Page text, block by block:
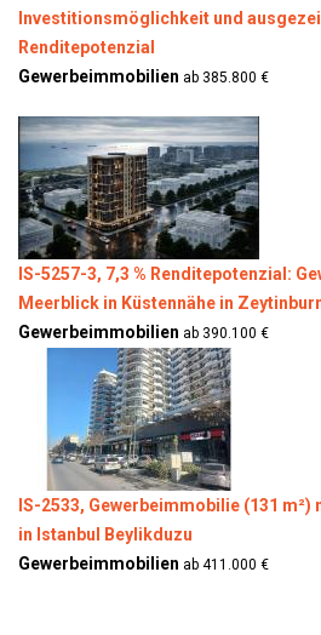
Investitionsmöglichkeit und
Renditepotenzial
Gewerbeimmobilien ab 385.800 €
IS-5257-3, 7,3 % Renditepotenzial:
Meerblick in Küstennähe in
Gewerbeimmobilien ab 390.100 €
IS-2533, Gewerbeimmobilie (131
in Istanbul Beylikduzu
Gewerbeimmobilien ab 411.000 €